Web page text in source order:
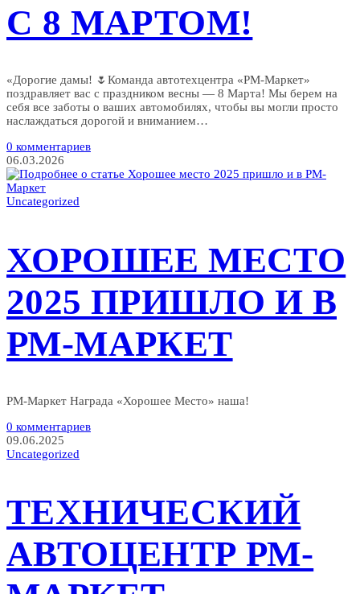
С 8 МАРТОМ!
«Дорогие дамы! 🌷Команда автотехцентра «РМ-Маркет»
поздравляет вас с праздником весны — 8 Марта! Мы берем на
себя все заботы о ваших автомобилях, чтобы вы могли просто
наслаждаться дорогой и вниманием…
0 комментариев
06.03.2026
Uncategorized
ХОРОШЕЕ МЕСТО
2025 ПРИШЛО И В
РМ-МАРКЕТ
РМ-Маркет Награда «Хорошее Место» наша!
0 комментариев
09.06.2025
Uncategorized
ТЕХНИЧЕСКИЙ
АВТОЦЕНТР РМ-